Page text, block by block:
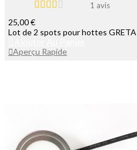
1 avis
25,00 €
Lot de 2 spots pour hottes GRETA
Aperçu Rapide